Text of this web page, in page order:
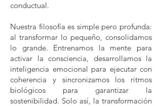
conductual.
Nuestra filosofía es simple pero profunda:
al transformar lo pequeño, consolidamos
lo grande. Entrenamos la mente para
activar la consciencia, desarrollamos la
inteligencia emocional para ejecutar con
coherencia y sincronizamos los ritmos
biológicos para garantizar la
sostenibilidad. Solo así, la transformación